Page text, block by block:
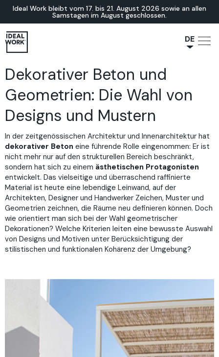
Ideal Work bleibt vom 17. bis 21. August 2026 sowie an allen
Samstagen im August geschlossen.
DE
FR
EN
Dekorativer Beton und
Geometrien: Die Wahl von
Designs und Mustern
In der zeitgenössischen Architektur und Innenarchitektur hat
dekorativer Beton eine führende Rolle eingenommen: Er ist
nicht mehr nur auf den strukturellen Bereich beschränkt,
sondern hat sich zu einem ästhetischen Protagonisten
entwickelt. Das vielseitige und überraschend raffinierte
Material ist heute eine lebendige Leinwand, auf der
Architekten, Designer und Handwerker Zeichen, Muster und
Geometrien zeichnen, die Räume neu definieren können. Doch
wie orientiert man sich bei der Wahl geometrischer
Dekorationen? Welche Kriterien leiten eine bewusste Auswahl
von Designs und Motiven unter Berücksichtigung der
stilistischen und funktionalen Kohärenz der Umgebung?